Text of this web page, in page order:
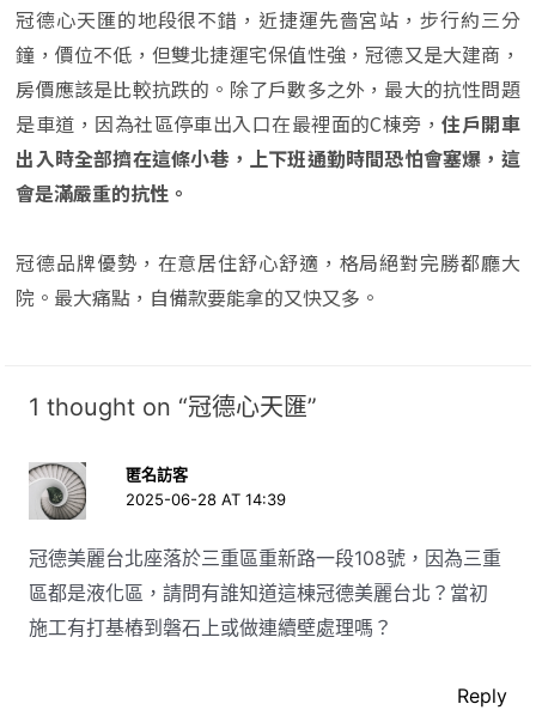
冠德心天匯的地段很不錯，近捷運先嗇宮站，步行約三分
鐘，價位不低，但雙北捷運宅保值性強，冠德又是大建商，
房價應該是比較抗跌的。除了戶數多之外，最大的抗性問題
是車道，因為社區停車出入口在最裡面的C棟旁，住戶開車
出入時全部擠在這條小巷，上下班通勤時間恐怕會塞爆，這
會是滿嚴重的抗性。
冠德品牌優勢，在意居住舒心舒適，格局絕對完勝都廳大
院。最大痛點，自備款要能拿的又快又多。
1 thought on “冠德心天匯”
匿名訪客
2025-06-28 AT 14:39
冠德美麗台北座落於三重區重新路一段108號，因為三重
區都是液化區，請問有誰知道這棟冠德美麗台北？當初
施工有打基樁到磐石上或做連續壁處理嗎？
Reply